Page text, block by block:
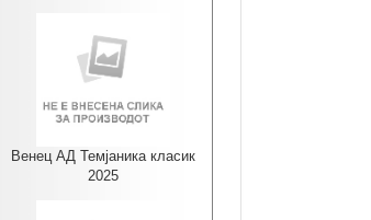
Венец АД Темјаника класик
2025